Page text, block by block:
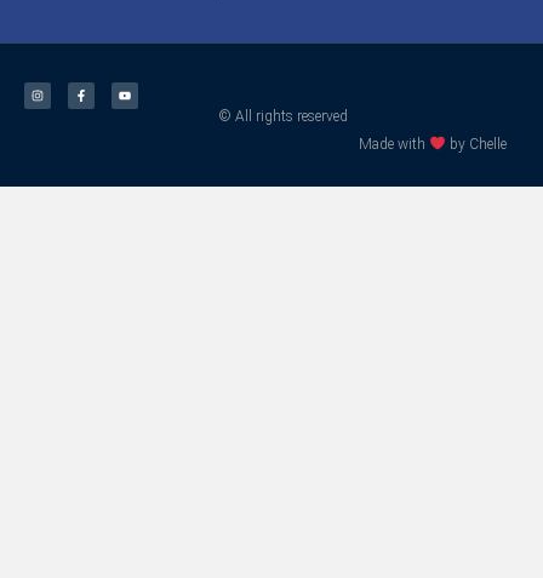
© All rights reserved
Made with
by Chelle